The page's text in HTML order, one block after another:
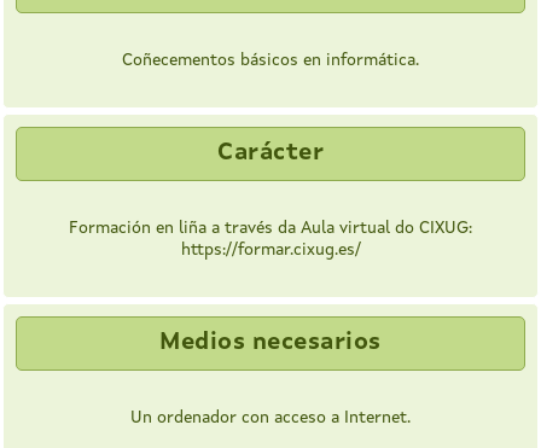
Coñecementos básicos en informática.
Carácter
Formación en liña a través da Aula virtual do CIXUG:
https://formar.cixug.es/
Medios necesarios
Un ordenador con acceso a Internet.